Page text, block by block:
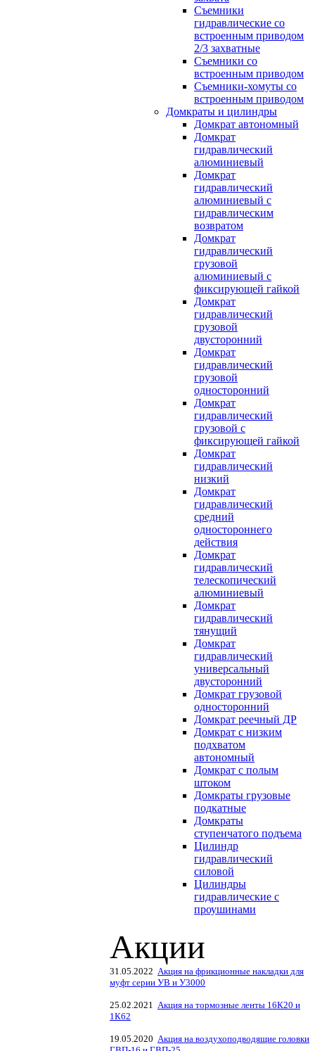
Съемники
гидравлические со
встроенным приводом
2/3 захватные
Съемники со
встроенным приводом
Съемники-хомуты со
встроенным приводом
Домкраты и цилиндры
Домкрат автономный
Домкрат
гидравлический
алюминиевый
Домкрат
гидравлический
алюминиевый с
гидравлическим
возвратом
Домкрат
гидравлический
грузовой
алюминиевый с
фиксирующей гайкой
Домкрат
гидравлический
грузовой
двусторонний
Домкрат
гидравлический
грузовой
односторонний
Домкрат
гидравлический
грузовой с
фиксирующей гайкой
Домкрат
гидравлический
низкий
Домкрат
гидравлический
средний
одностороннего
действия
Домкрат
гидравлический
телескопический
алюминиевый
Домкрат
гидравлический
тянущий
Домкрат
гидравлический
универсальный
двусторонний
Домкрат грузовой
односторонний
Домкрат реечный ДР
Домкрат с низким
подхватом
автономный
Домкрат с полым
штоком
Домкраты грузовые
подкатные
Домкраты
ступенчатого подъема
Цилиндр
гидравлический
силовой
Цилиндры
гидравлические с
проушинами
Акции
31.05.2022 Акция на фрикционные накладки для
муфт серии УВ и У3000
25.02.2021 Акция на тормозные ленты 16К20 и
1К62
19.05.2020 Акция на воздухоподводящие головки